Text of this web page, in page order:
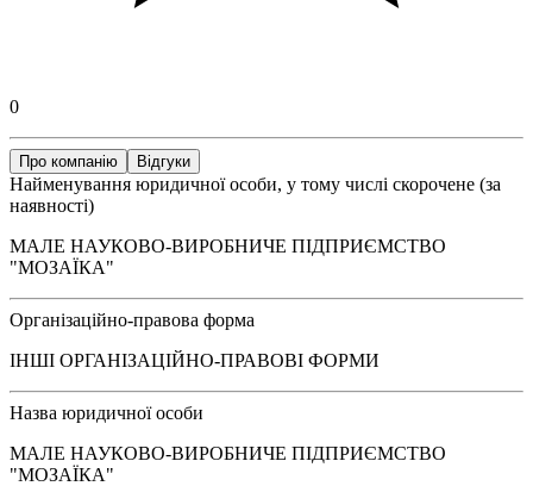
0
Про компанію Відгуки
Найменування юридичної особи, у тому числі скорочене (за
наявності)
МАЛЕ НАУКОВО-ВИРОБНИЧЕ ПІДПРИЄМСТВО
"МОЗАЇКА"
Організаційно-правова форма
ІНШІ ОРГАНІЗАЦІЙНО-ПРАВОВІ ФОРМИ
Назва юридичної особи
МАЛЕ НАУКОВО-ВИРОБНИЧЕ ПІДПРИЄМСТВО
"МОЗАЇКА"